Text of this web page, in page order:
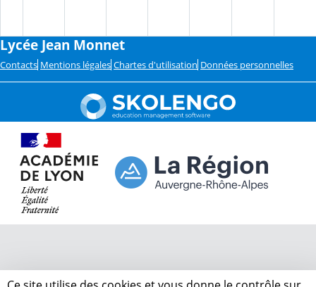
Lycée Jean Monnet
Contacts Mentions légales Chartes d'utilisation Données personnelles